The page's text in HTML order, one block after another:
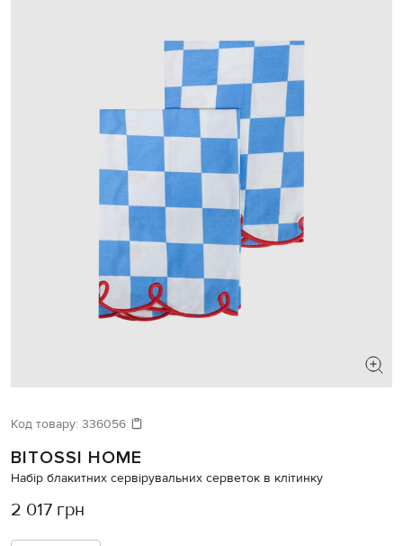
Код товару: 336056
BITOSSI HOME
Набір блакитних сервірувальних серветок в клітинку
2 017 грн